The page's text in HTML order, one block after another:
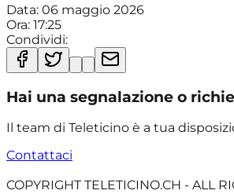
Data: 06 maggio 2026
Ora: 17:25
Condividi:
Hai una segnalazione o
Il team di Teleticino è a tua
Contattaci
COPYRIGHT TELETICINO.CH - ALL